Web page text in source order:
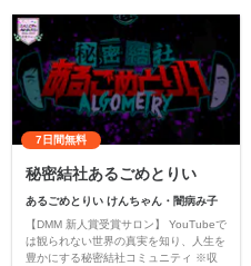
7日間無料
秘密結社あるごめとりい
あるごめとりい けんちゃん・闇病み子
【DMM 新人賞受賞サロン】 YouTubeで
は観られない世界の真実を知り、人生を
豊かにする秘密結社コミュニティ ※収